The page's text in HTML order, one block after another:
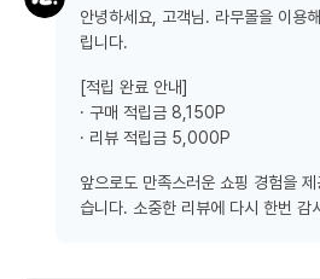
안녕하세요, 고객님. 라무몰을 이용
립니다.
[적립 완료 안내]
· 구매 적립금 8,150P
· 리뷰 적립금 5,000P
앞으로도 만족스러운 쇼핑 경험을
습니다. 소중한 리뷰에 다시 한번 감